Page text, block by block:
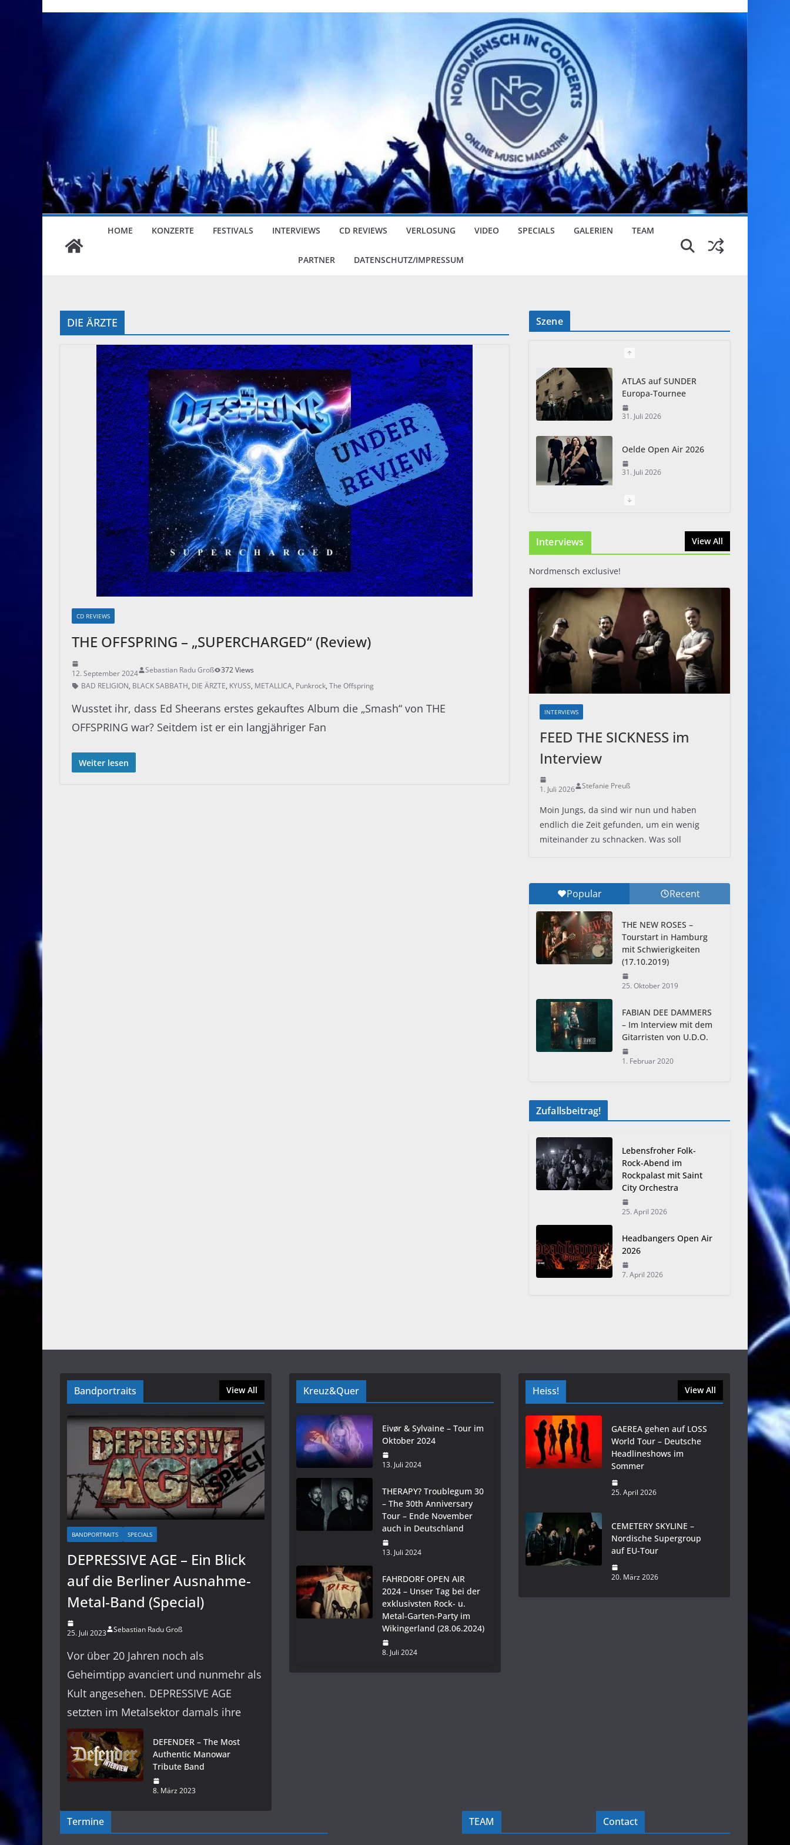
HOME KONZERTE FESTIVALS INTERVIEWS CD REVIEWS VERLOSUNG VIDEO SPECIALS GALERIEN TEAM
PARTNER DATENSCHUTZ/IMPRESSUM
DIE ÄRZTE
CD REVIEWS
THE OFFSPRING – „SUPERCHARGED“ (Review)
12. September 2024 Sebastian Radu Groß
372 Views
BAD RELIGION, BLACK SABBATH, DIE ÄRZTE, KYUSS, METALLICA, Punkrock, The Offspring
Wusstet ihr, dass Ed Sheerans erstes gekauftes Album die „Smash“ von THE
OFFSPRING war? Seitdem ist er ein langjähriger Fan
Weiter lesen
Szene
ATLAS auf SUNDER
Europa-Tournee
31. Juli 2026
Oelde Open Air 2026
31. Juli 2026
I Prevail – Violent
Interviews View All
Nordmensch exclusive!
INTERVIEWS
FEED THE SICKNESS im
Interview
1. Juli 2026 Stefanie Preuß
Moin Jungs, da sind wir nun und haben
endlich die Zeit gefunden, um ein wenig
miteinander zu schnacken. Was soll
Popular Recent
THE NEW ROSES –
Tourstart in Hamburg
mit Schwierigkeiten
(17.10.2019)
25. Oktober 2019
FABIAN DEE DAMMERS
– Im Interview mit dem
Gitarristen von U.D.O.
1. Februar 2020
Zufallsbeitrag!
Lebensfroher Folk-
Rock-Abend im
Rockpalast mit Saint
City Orchestra
25. April 2026
Headbangers Open Air
2026
7. April 2026
Bandportraits View All
BANDPORTRAITS SPECIALS
DEPRESSIVE AGE – Ein Blick
auf die Berliner Ausnahme-
Metal-Band (Special)
25. Juli 2023 Sebastian Radu Groß
Vor über 20 Jahren noch als
Geheimtipp avanciert und nunmehr als
Kult angesehen. DEPRESSIVE AGE
setzten im Metalsektor damals ihre
DEFENDER – The Most
Authentic Manowar
Tribute Band
8. März 2023
Kreuz&Quer
Eivør & Sylvaine – Tour im
Oktober 2024
13. Juli 2024
THERAPY? Troublegum 30
– The 30th Anniversary
Tour – Ende November
auch in Deutschland
13. Juli 2024
FAHRDORF OPEN AIR
2024 – Unser Tag bei der
exklusivsten Rock- u.
Metal-Garten-Party im
Wikingerland (28.06.2024)
8. Juli 2024
Heiss! View All
GAEREA gehen auf LOSS
World Tour – Deutsche
Headlineshows im
Sommer
25. April 2026
CEMETERY SKYLINE –
Nordische Supergroup
auf EU-Tour
20. März 2026
Termine TEAM Contact